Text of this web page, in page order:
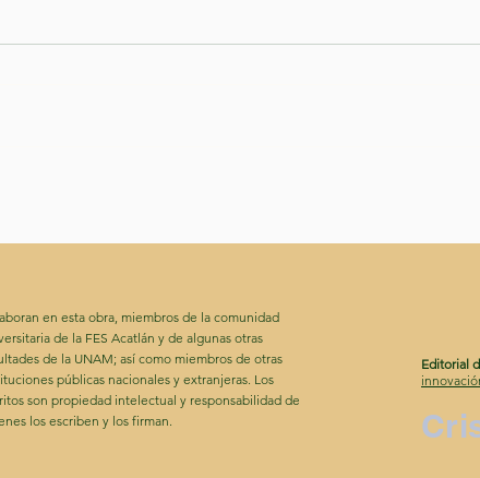
en esta obra, miembros de la comunidad
de la FES Acatlán y de algunas otras
de la UNAM; así como miembros de otras
públicas nacionales y extranjeras. Los
son propiedad intelectual y responsabilidad de
los escriben y los firman.
Editorial